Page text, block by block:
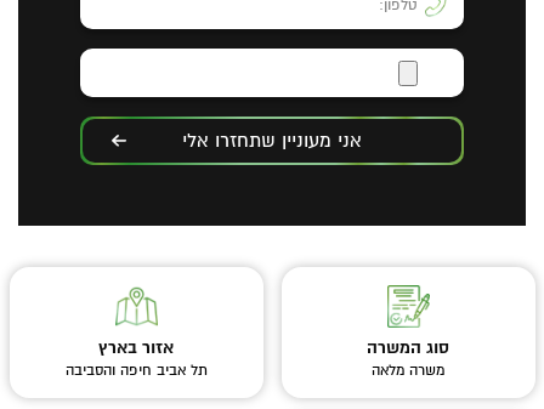
אני מעוניין שתחזרו אלי
סוג המשרה
משרה מלאה
אזור בארץ
תל אביב חיפה והסביבה